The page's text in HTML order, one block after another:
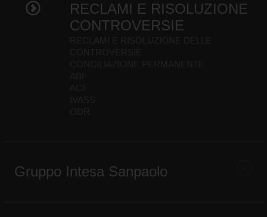
RECLAMI E RISOLUZIONE
CONTROVERSIE
Gruppo Intesa Sanpaolo